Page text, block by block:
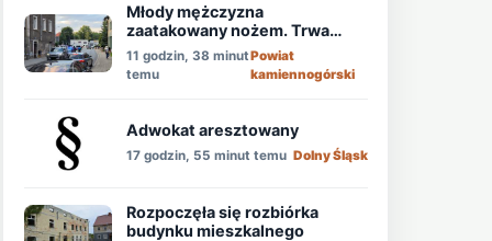
Młody mężczyzna
zaatakowany nożem. Trwa
obława!
11 godzin, 38 minut
temu
Powiat
kamiennogórski
Adwokat aresztowany
17 godzin, 55 minut temu Dolny Śląsk
Rozpoczęła się rozbiórka
budynku mieszkalnego